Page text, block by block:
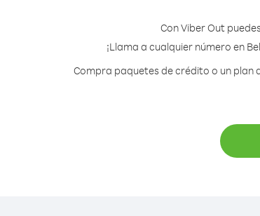
Con Viber Out
¡Llama a cualquier número en
Compra paquetes de crédito o un plan